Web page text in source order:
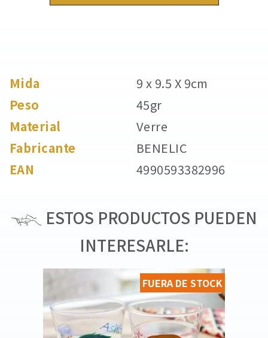
Mida
9 x 9.5 X 9cm
Peso
45gr
Material
Verre
Fabricante
BENELIC
EAN
4990593382996
ESTOS PRODUCTOS PUEDEN
INTERESARLE:
FUERA DE STOCK